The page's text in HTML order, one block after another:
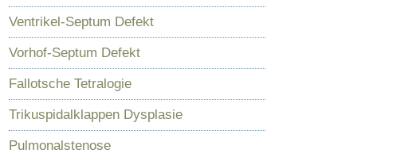
Ventrikel-Septum Defekt
Vorhof-Septum Defekt
Fallotsche Tetralogie
Trikuspidalklappen Dysplasie
Pulmonalstenose